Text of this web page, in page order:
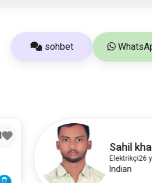
sohbet
Sahil khan
Elektrikçi26
Indian